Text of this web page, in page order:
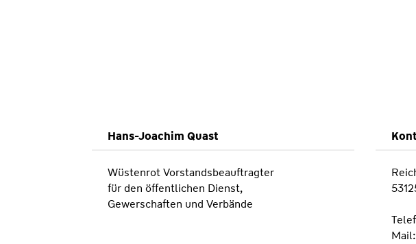
Hans-Joachim Quast
Wüstenrot Vorstandsbeauftragter
für den öffentlichen Dienst,
Gewerschaften und Verbände
Mail: